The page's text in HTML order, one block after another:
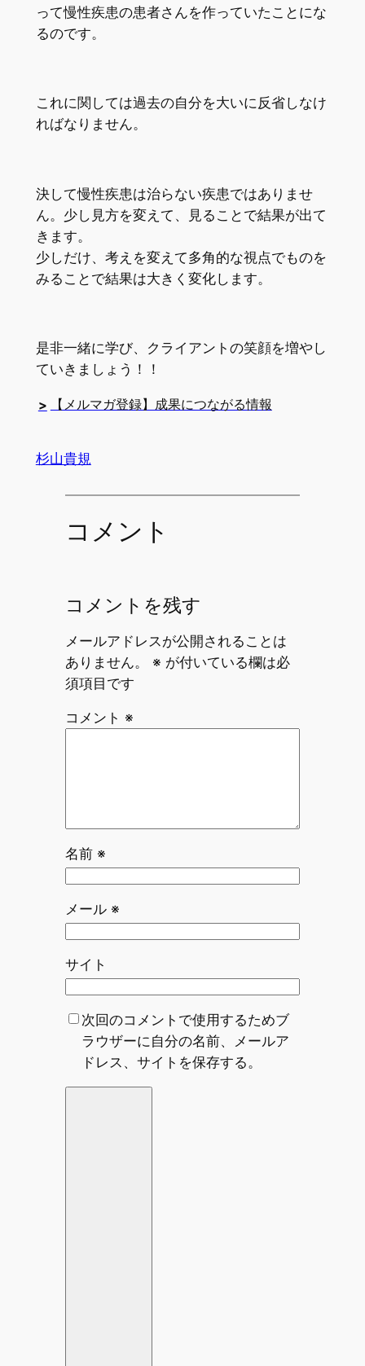
って慢性疾患の患者さんを作っていたことにな
るのです。
これに関しては過去の自分を大いに反省しなけ
ればなりません。
決して慢性疾患は治らない疾患ではありませ
ん。少し見方を変えて、見ることで結果が出て
きます。
少しだけ、考えを変えて多角的な視点でものを
みることで結果は大きく変化します。
是非一緒に学び、クライアントの笑顔を増やし
ていきましょう！！
> 【メルマガ登録】成果につながる情報
杉山貴規
コメント
コメントを残す
メールアドレスが公開されることは
ありません。
※ が付いている欄は必
須項目です
コメント ※
名前 ※
メール ※
サイト
次回のコメントで使用するためブ
ラウザーに自分の名前、メールア
ドレス、サイトを保存する。